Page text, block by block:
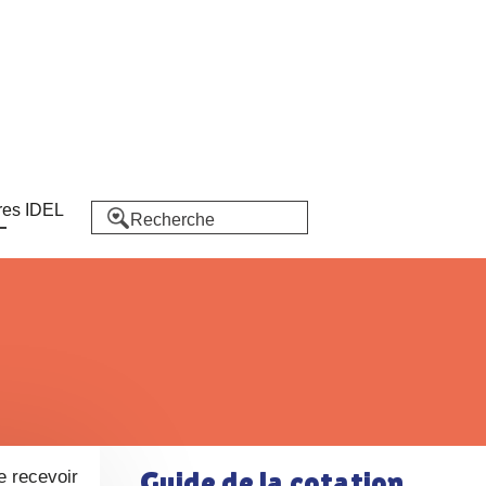
IDEL
recevoir